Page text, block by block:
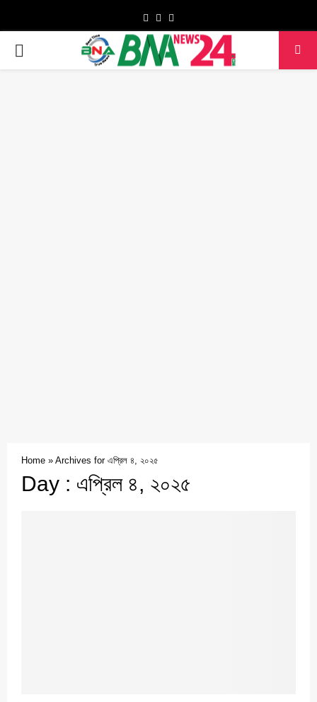
Facebook
Twitter
PRIMARY
Home » Archives for এপ্রিল ৪, ২০২৫
Day : এপ্রিল ৪, ২০২৫